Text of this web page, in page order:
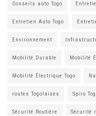
Conseils auto Togo
Entretien Auto Togo
Environnement
Mobilité Durable Mobilité
Mobilité Électrique Togo
routes Togolaises Spiro
Sécurité Routière Sécurité